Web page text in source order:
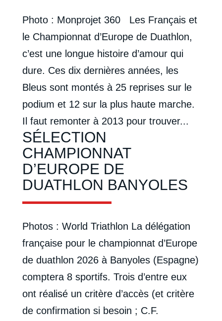
Photo : Monprojet 360 Les Français et
le Championnat d’Europe de Duathlon,
c’est une longue histoire d’amour qui
dure. Ces dix dernières années, les
Bleus sont montés à 25 reprises sur le
podium et 12 sur la plus haute marche.
Il faut remonter à 2013 pour trouver...
SÉLECTION
CHAMPIONNAT
D’EUROPE DE
DUATHLON BANYOLES
Photos : World Triathlon La délégation
française pour le championnat d’Europe
de duathlon 2026 à Banyoles (Espagne)
comptera 8 sportifs. Trois d’entre eux
ont réalisé un critère d’accès (et critère
de confirmation si besoin ; C.F.